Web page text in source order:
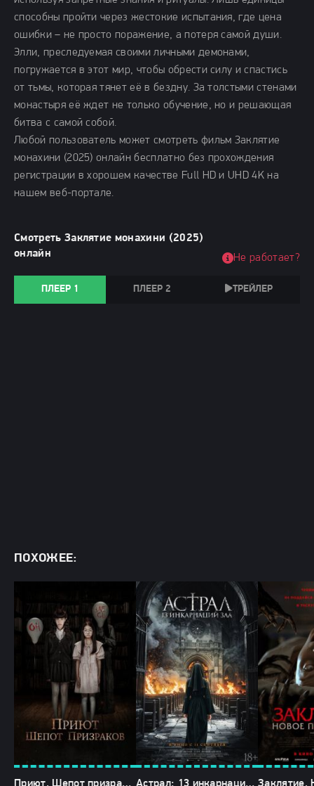
способны пройти через жестокие испытания, где цена
ошибки – не просто поражение, а потеря самой души.
Элли, преследуемая своими личными демонами,
погружается в этот мир, чтобы обрести силу и спастись
от тьмы, которая тянет её в бездну. За толстыми стенами
монастыря её ждет не только обучение, но и решающая
битва с самой собой.
Любой пользователь может смотреть фильм Заклятие
монахини (2025) онлайн бесплатно без прохождения
регистрации в хорошем качестве Full HD и UHD 4K на
нашем веб-портале.
Смотреть Заклятие монахини (2025)
онлайн
ПЛЕЕР 1 ПЛЕЕР 2 ТРЕЙЛЕР
Не работает?
ПОХОЖЕЕ: